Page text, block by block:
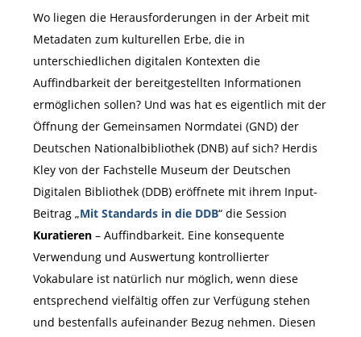
Wo liegen die Herausforderungen in der Arbeit mit
Metadaten zum kulturellen Erbe, die in
unterschiedlichen digitalen Kontexten die
Auffindbarkeit der bereitgestellten Informationen
ermöglichen sollen? Und was hat es eigentlich mit der
Öffnung der Gemeinsamen Normdatei (GND) der
Deutschen Nationalbibliothek (DNB) auf sich? Herdis
Kley von der Fachstelle Museum der Deutschen
Digitalen Bibliothek (DDB) eröffnete mit ihrem Input-
Beitrag „Mit Standards in die DDB“ die Session
Kuratieren– Auffindbarkeit. Eine konsequente
Verwendung und Auswertung kontrollierter
Vokabulare ist natürlich nur möglich, wenn diese
entsprechend vielfältig offen zur Verfügung stehen
und bestenfalls aufeinander Bezug nehmen. Diesen